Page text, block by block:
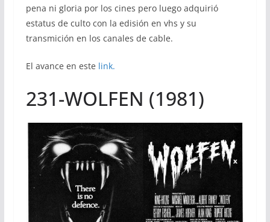
pena ni gloria por los cines pero luego adquirió
estatus de culto con la edisión en vhs y su
transmición en los canales de cable.
El avance en este link.
231-WOLFEN (1981)